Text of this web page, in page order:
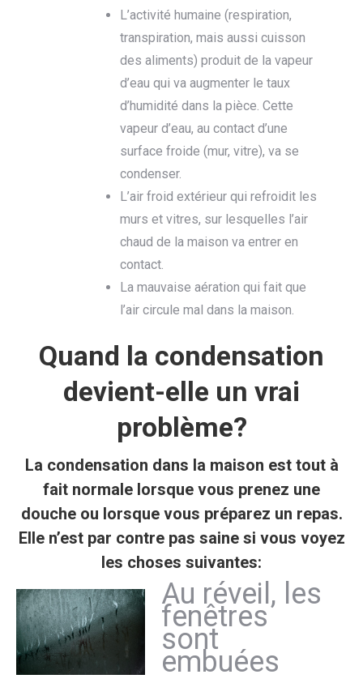
L’activité humaine (respiration,
transpiration, mais aussi cuisson
des aliments) produit de la vapeur
d’eau qui va augmenter le taux
d’humidité dans la pièce. Cette
vapeur d’eau, au contact d’une
surface froide (mur, vitre), va se
condenser.
L’air froid extérieur qui refroidit les
murs et vitres, sur lesquelles l’air
chaud de la maison va entrer en
contact.
La mauvaise aération qui fait que
l’air circule mal dans la maison.
Quand la condensation
devient-elle un vrai
problème?
La condensation dans la maison est tout à
fait normale lorsque vous prenez une
douche ou lorsque vous préparez un repas.
Elle n’est par contre pas saine si vous voyez
les choses suivantes:
Au réveil, les
fenêtres
sont
embuées